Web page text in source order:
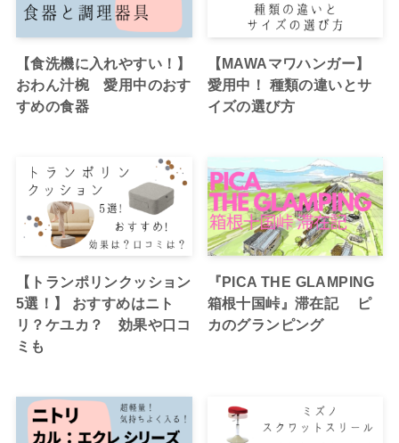
【食洗機に入れやすい！】
おわん汁椀 愛用中のおす
すめの食器
【MAWAマワハンガー】
愛用中！ 種類の違いとサ
イズの選び方
【トランポリンクッション
5選！】 おすすめはニト
リ？ケユカ？ 効果や口コ
ミも
『PICA THE GLAMPING
箱根十国峠』滞在記 ピ
カのグランピング